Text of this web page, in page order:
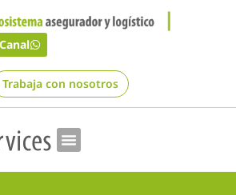
Canal
Trabaja con nosotros